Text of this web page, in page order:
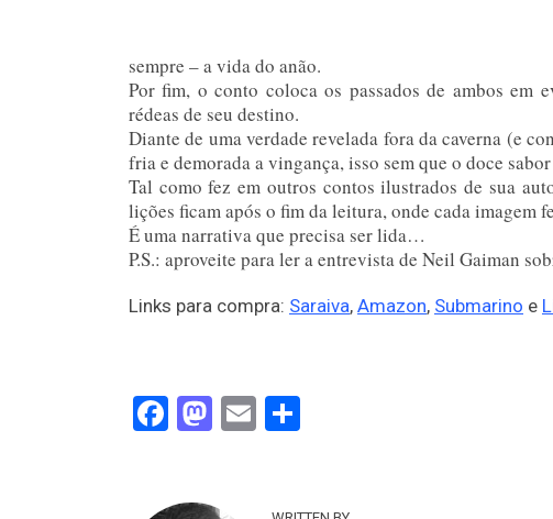
sempre – a vida do anão.
Por fim, o conto coloca os passados de ambos em
rédeas de seu destino.
Diante de uma verdade revelada fora da caverna (e
fria e demorada a vingança, isso sem que o doce
Tal como fez em outros contos ilustrados de sua
lições ficam após o fim da leitura, onde cada imagem
É uma narrativa que precisa ser lida…
P.S.: aproveite para ler a entrevista de Neil Gaiman
Links para compra: Saraiva, Amazon, Submarino e
Facebook
Mastodon
Email